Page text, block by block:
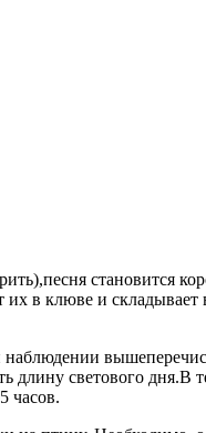
становится
в клюве и складывает
наблюдении
длину светового дня.В
часов.